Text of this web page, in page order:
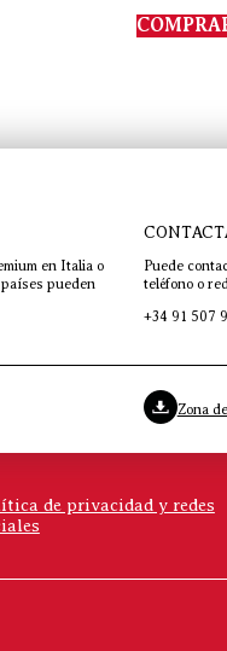
de 5
en Italia o
pueden
Puede
teléfono o
+34 91 507
Zona
de privacidad y redes